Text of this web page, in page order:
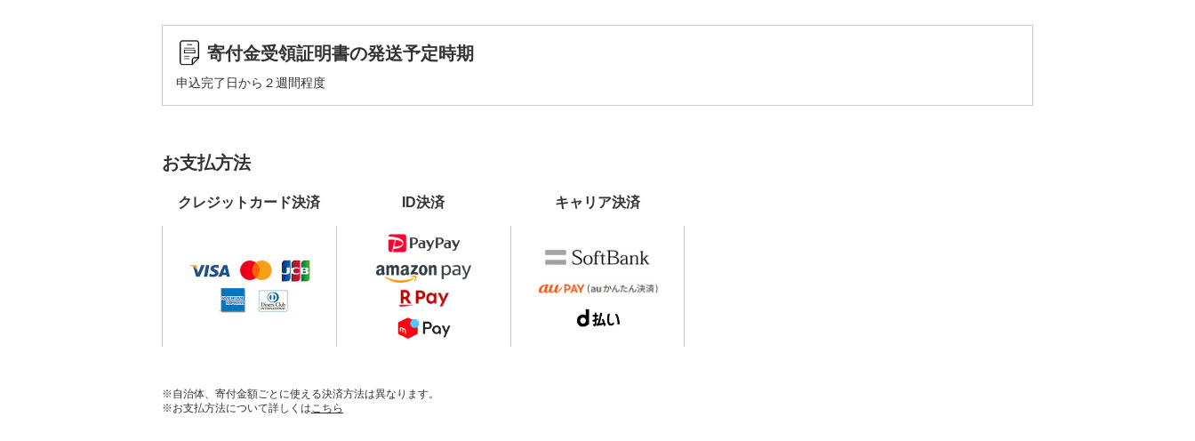
寄付金受領証明書の発送予定時期
申込完了日から２週間程度
お支払方法
クレジットカード決済 ID決済 キャリア決済
※自治体、寄付金額ごとに使える決済方法は異なります。
※お支払方法について詳しくはこちら